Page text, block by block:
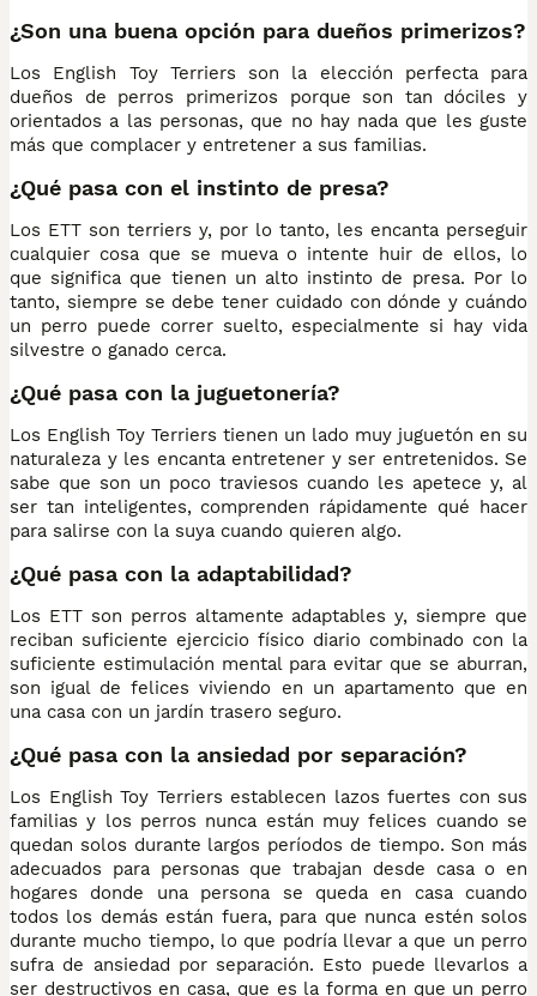
¿Son una buena opción para dueños primerizos?
Los English Toy Terriers son la elección perfecta para
dueños de perros primerizos porque son tan dóciles y
orientados a las personas, que no hay nada que les guste
más que complacer y entretener a sus familias.
¿Qué pasa con el instinto de presa?
Los ETT son terriers y, por lo tanto, les encanta perseguir
cualquier cosa que se mueva o intente huir de ellos, lo
que significa que tienen un alto instinto de presa. Por lo
tanto, siempre se debe tener cuidado con dónde y cuándo
un perro puede correr suelto, especialmente si hay vida
silvestre o ganado cerca.
¿Qué pasa con la juguetonería?
Los English Toy Terriers tienen un lado muy juguetón en su
naturaleza y les encanta entretener y ser entretenidos. Se
sabe que son un poco traviesos cuando les apetece y, al
ser tan inteligentes, comprenden rápidamente qué hacer
para salirse con la suya cuando quieren algo.
¿Qué pasa con la adaptabilidad?
Los ETT son perros altamente adaptables y, siempre que
reciban suficiente ejercicio físico diario combinado con la
suficiente estimulación mental para evitar que se aburran,
son igual de felices viviendo en un apartamento que en
una casa con un jardín trasero seguro.
¿Qué pasa con la ansiedad por separación?
Los English Toy Terriers establecen lazos fuertes con sus
familias y los perros nunca están muy felices cuando se
quedan solos durante largos períodos de tiempo. Son más
adecuados para personas que trabajan desde casa o en
hogares donde una persona se queda en casa cuando
todos los demás están fuera, para que nunca estén solos
durante mucho tiempo, lo que podría llevar a que un perro
sufra de ansiedad por separación. Esto puede llevarlos a
ser destructivos en casa, que es la forma en que un perro